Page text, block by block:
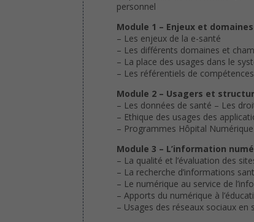
personnel
Module 1 – Enjeux et
– Les enjeux de la e-santé
– Les différents domaines et
– La place des usages dans le
– Les référentiels de
Module 2 – Usagers et
– Les données de santé – Les
– Ethique des usages des
– Programmes Hôpital
Module 3 – L’information
– La qualité et l’évaluation des
– La recherche d’informations
– Le numérique au service de
– Apports du numérique à
– Usages des réseaux sociaux en